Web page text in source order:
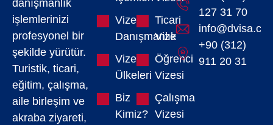
danışmanlık
işlemlerinizi
profesyonel bir
şekilde yürütür.
Turistik, ticari,
eğitim, çalışma,
aile birleşim ve
akraba ziyareti,
Vize
Danışmanlık
Vize
Ülkeleri
Biz
Kimiz?
Ticari
Vize
Öğrenci
Vizesi
Çalışma
Vizesi
127 31 70
+90 (312)
911 20 31